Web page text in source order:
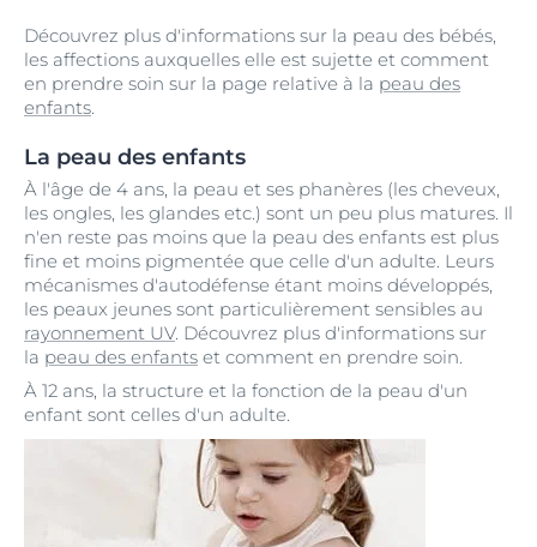
Découvrez plus d'informations sur la peau des bébés,
les affections auxquelles elle est sujette et comment
en prendre soin sur la page relative à la peau des
enfants.
La peau des enfants
À l'âge de 4 ans, la peau et ses phanères (les cheveux,
les ongles, les glandes etc.) sont un peu plus matures. Il
n'en reste pas moins que la peau des enfants est plus
fine et moins pigmentée que celle d'un adulte. Leurs
mécanismes d'autodéfense étant moins développés,
les peaux jeunes sont particulièrement sensibles au
rayonnement UV. Découvrez plus d'informations sur
la peau des enfants et comment en prendre soin.
À 12 ans, la structure et la fonction de la peau d'un
enfant sont celles d'un adulte.